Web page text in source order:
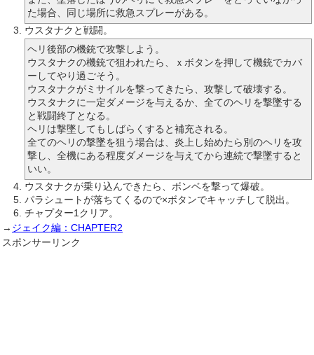
た場合、同じ場所に救急スプレーがある。
ウスタナクと戦闘。
ヘリ後部の機銃で攻撃しよう。
ウスタナクの機銃で狙われたら、ｘボタンを押して機銃でカバ
ーしてやり過ごそう。
ウスタナクがミサイルを撃ってきたら、攻撃して破壊する。
ウスタナクに一定ダメージを与えるか、全てのヘリを撃墜する
と戦闘終了となる。
ヘリは撃墜してもしばらくすると補充される。
全てのヘリの撃墜を狙う場合は、炎上し始めたら別のヘリを攻
撃し、全機にある程度ダメージを与えてから連続で撃墜すると
いい。
ウスタナクが乗り込んできたら、ボンベを撃って爆破。
パラシュートが落ちてくるので×ボタンでキャッチして脱出。
チャプター1クリア。
→ ジェイク編：CHAPTER2
スポンサーリンク